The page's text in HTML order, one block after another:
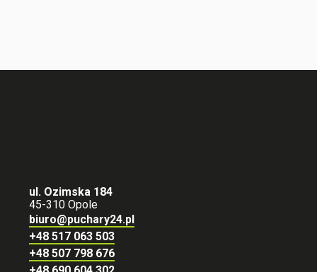
ul. Ozimska 184
45-310 Opole
biuro@puchary24.pl
+48 517 063 503
+48 507 798 676